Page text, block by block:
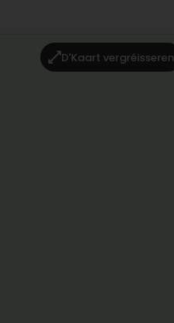
D'Kaart vergréisseren